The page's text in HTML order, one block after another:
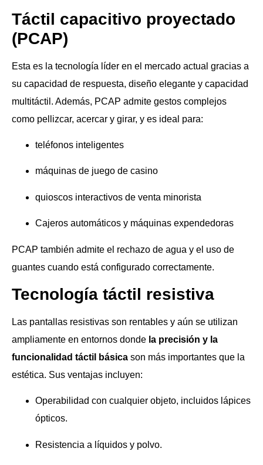
Táctil capacitivo proyectado
(PCAP)
Esta es la tecnología líder en el mercado actual gracias a
su capacidad de respuesta, diseño elegante y capacidad
multitáctil. Además, PCAP admite gestos complejos
como pellizcar, acercar y girar, y es ideal para:
teléfonos inteligentes
máquinas de juego de casino
quioscos interactivos de venta minorista
Cajeros automáticos y máquinas expendedoras
PCAP también admite el rechazo de agua y el uso de
guantes cuando está configurado correctamente.
Tecnología táctil resistiva
Las pantallas resistivas son rentables y aún se utilizan
ampliamente en entornos donde la precisión y la
funcionalidad táctil básica son más importantes que la
estética. Sus ventajas incluyen:
Operabilidad con cualquier objeto, incluidos lápices
ópticos.
Resistencia a líquidos y polvo.